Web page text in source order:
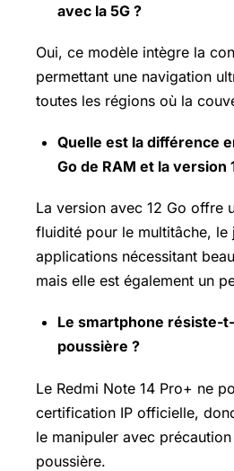
avec la 5G ?
Oui, ce modèle intègre la
permettant une navigation
toutes les régions où la
Quelle est la différence
Go de RAM et la version
La version avec 12 Go offre
fluidité pour le multitâche, le
applications nécessitant
mais elle est également un
Le smartphone résiste-t-
poussière ?
Le Redmi Note 14 Pro+ ne
certification IP officielle,
le manipuler avec précaution
poussière.